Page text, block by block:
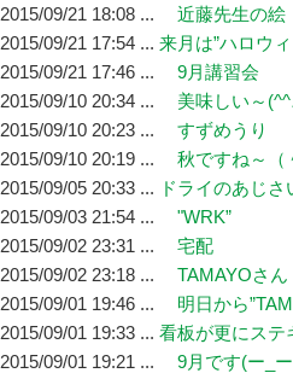
2015/09/21 18:08 ...
近藤先生の絵
2015/09/21 17:54 ... 来月は”ハロウィ
2015/09/21 17:46 ...
9月講習会
2015/09/10 20:34 ...
美味しい～
2015/09/10 20:23 ...
すずめうり
2015/09/10 20:19 ...
秋ですね～（
2015/09/05 20:33 ...
ドライのあじさ
2015/09/03 21:54 ...
"WRK”
2015/09/02 23:31 ...
宅配
2015/09/02 23:18 ...
TAMAYOさん
2015/09/01 19:46 ...
明日から
2015/09/01 19:33 ... 看板が更にステ
2015/09/01 19:21 ...
9月です(ー_